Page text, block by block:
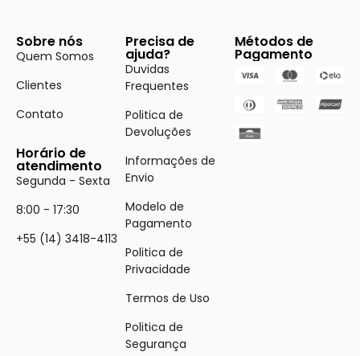
Sobre nós
Quem Somos
Clientes
Contato
Horário de
atendimento
Segunda - Sexta
8:00 - 17:30
+55 (14) 3418-4113
Precisa de
ajuda?
Duvidas
Frequentes
Politica de
Devoluções
Informações de
Envio
Modelo de
Pagamento
Politica de
Privacidade
Termos de Uso
Politica de
Segurança
Métodos de
Pagamento